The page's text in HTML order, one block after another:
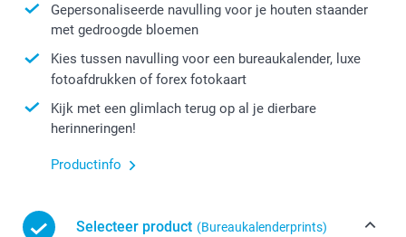
Gepersonaliseerde navulling voor je houten staander
met gedroogde bloemen
Kies tussen navulling voor een bureaukalender, luxe
fotoafdrukken of forex fotokaart
Kijk met een glimlach terug op al je dierbare
herinneringen!
Productinfo
Selecteer product (Bureaukalenderprints)